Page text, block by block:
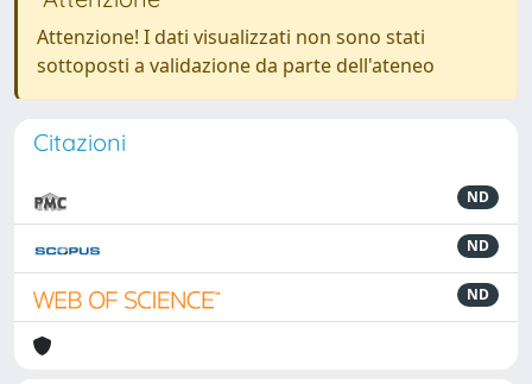
Attenzione! I dati visualizzati non sono stati
sottoposti a validazione da parte dell'ateneo
Citazioni
ND
ND
ND